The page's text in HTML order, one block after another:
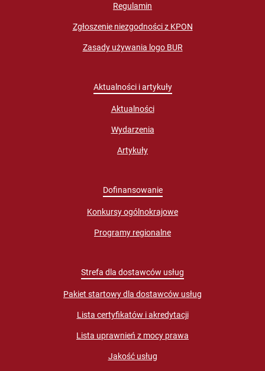
Regulamin
Zgłoszenie niezgodności z KPON
Zasady używania logo BUR
Aktualności i artykuły
Aktualności
Wydarzenia
Artykuły
Dofinansowanie
Konkursy ogólnokrajowe
Programy regionalne
Strefa dla dostawców usług
Pakiet startowy dla dostawców usług
Lista certyfikatów i akredytacji
Lista uprawnień z mocy prawa
Jakość usług